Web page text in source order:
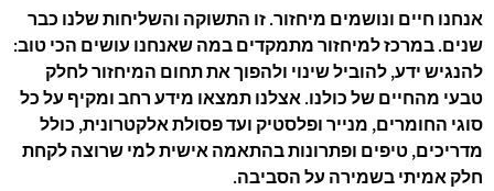
אנחנו חיים ונושמים מיחזור. זו התשוקה והשליחות שלנו כבר
שנים. במרכז למיחזור מתמקדים במה שאנחנו עושים הכי טוב:
להנגיש ידע, להוביל שינוי ולהפוך את תחום המיחזור לחלק
טבעי מהחיים של כולנו. אצלנו תמצאו מידע רחב ומקיף על כל
סוגי החומרים, מנייר ופלסטיק ועד פסולת אלקטרונית, כולל
מדריכים, טיפים ופתרונות בהתאמה אישית למי שרוצה לקחת
חלק אמיתי בשמירה על הסביבה.